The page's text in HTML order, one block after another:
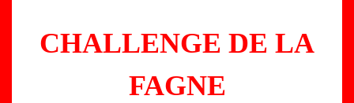
CHALLENGE DE LA
FAGNE